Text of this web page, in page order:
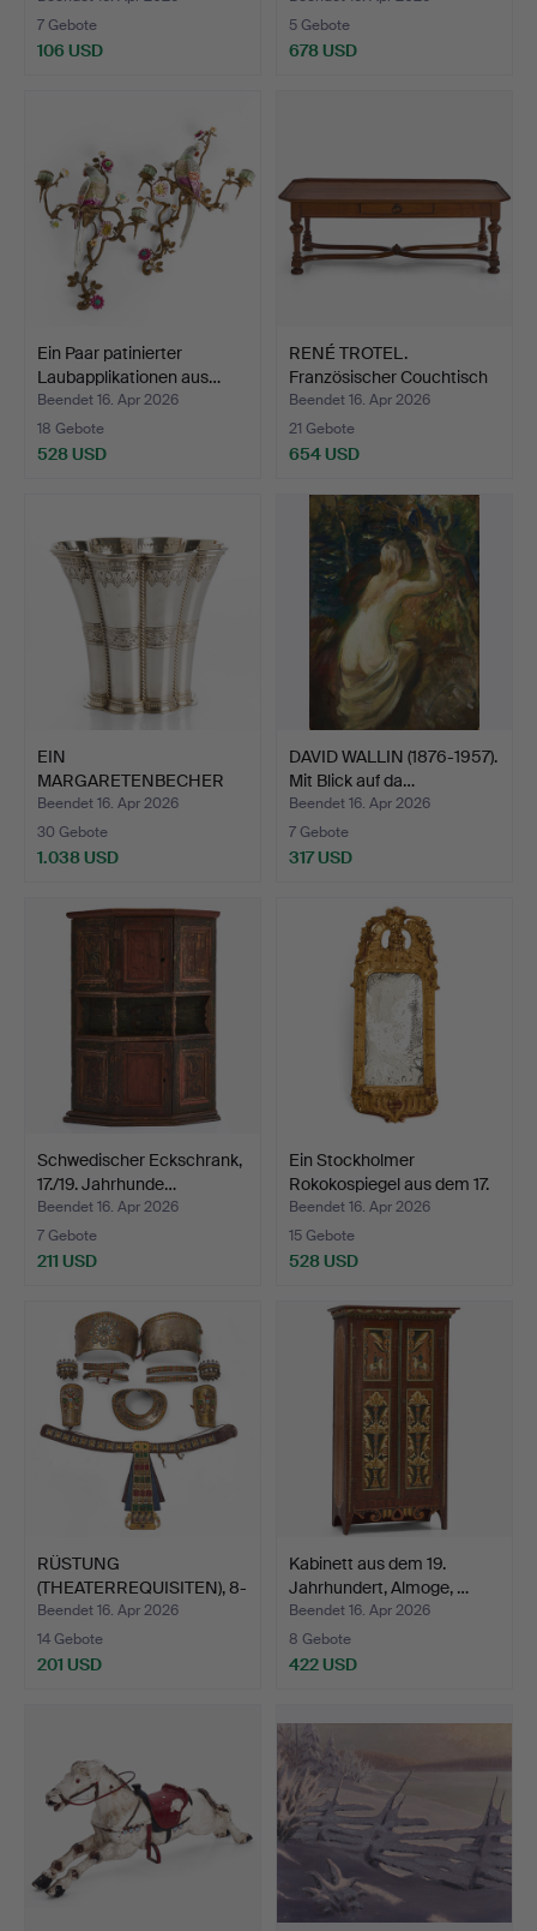
7 Gebote
106 USD
5 Gebote
678 USD
Ein Paar patinierter
Laubapplikationen aus…
Beendet 16. Apr 2026
18 Gebote
528 USD
RENÉ TROTEL.
Französischer Couchtisch
„Lou…
Beendet 16. Apr 2026
21 Gebote
654 USD
EIN
MARGARETENBECHER
AUS STERLINGSILBER
VO…
Beendet 16. Apr 2026
30 Gebote
1.038 USD
DAVID WALLIN (1876-1957).
Mit Blick auf da…
Beendet 16. Apr 2026
7 Gebote
317 USD
Schwedischer Eckschrank,
17./19. Jahrhunde…
Beendet 16. Apr 2026
7 Gebote
211 USD
Ein Stockholmer
Rokokospiegel aus dem 17.
…
Beendet 16. Apr 2026
15 Gebote
528 USD
RÜSTUNG
(THEATERREQUISITEN), 8-
teilig, ägy…
Beendet 16. Apr 2026
14 Gebote
201 USD
Kabinett aus dem 19.
Jahrhundert, Almoge, …
Beendet 16. Apr 2026
8 Gebote
422 USD